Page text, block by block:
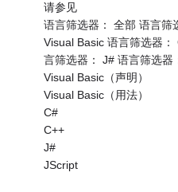
请参见
语言筛选器： 全部 语言筛
Visual Basic 语言筛选器
言筛选器： J# 语言筛选器
Visual Basic（声明）
Visual Basic（用法）
C#
C++
J#
JScript